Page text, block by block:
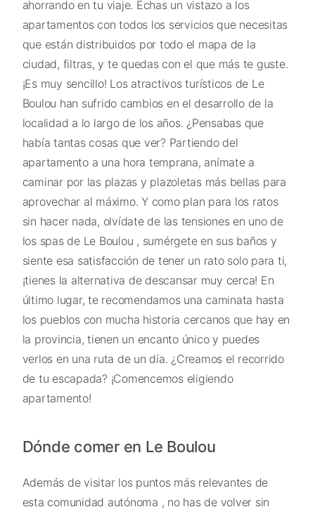
ahorrando en tu viaje. Echas un vistazo a los
apartamentos con todos los servicios que necesitas
que están distribuidos por todo el mapa de la
ciudad, filtras, y te quedas con el que más te guste.
¡Es muy sencillo! Los atractivos turísticos de Le
Boulou han sufrido cambios en el desarrollo de la
localidad a lo largo de los años. ¿Pensabas que
había tantas cosas que ver? Partiendo del
apartamento a una hora temprana, anímate a
caminar por las plazas y plazoletas más bellas para
aprovechar al máximo. Y como plan para los ratos
sin hacer nada, olvídate de las tensiones en uno de
los spas de Le Boulou , sumérgete en sus baños y
siente esa satisfacción de tener un rato solo para ti,
¡tienes la alternativa de descansar muy cerca! En
último lugar, te recomendamos una caminata hasta
los pueblos con mucha historia cercanos que hay en
la provincia, tienen un encanto único y puedes
verlos en una ruta de un día. ¿Creamos el recorrido
de tu escapada? ¡Comencemos eligiendo
apartamento!
Dónde comer en Le Boulou
Además de visitar los puntos más relevantes de
esta comunidad autónoma , no has de volver sin